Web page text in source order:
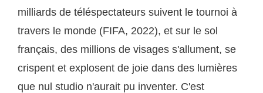
milliards de téléspectateurs suivent le tournoi à
travers le monde (FIFA, 2022), et sur le sol
français, des millions de visages s'allument, se
crispent et explosent de joie dans des lumières
que nul studio n'aurait pu inventer. C'est